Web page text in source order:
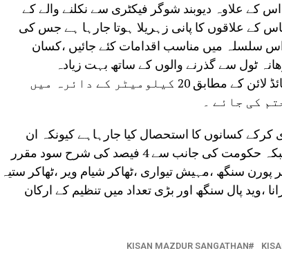
کے علاوہ دیوبند شوگر فیکٹری سے نکلنے والے کے
کے علاقوں کا پانی زہریلا ہوتا جارہا ہے جس کی
سلسلہ میں مناسب اقدامات کئے جائیں ،کسان
ٹول سے گذرنے والوں کے ساتھ بہت زیادہ
بدلسکوکی کیا جارہا ہے اس لئے حکومت کی گائڈ لائن کے مطابق 20 کیلومیٹر کے دائرہ میں
کی جائے ۔
کسانوں کا استحصال کیا جارہاہے کیونکہ ان
کارڈوں پر 10 فیصد سود وصول کیا جارہا ہے جبکہ حکومت کی جانب سے 4 فیصد کی شرح سود مقرر
پورن سنگھ ،مہیش تیواری ،ٹھاکر شیام ویر ،ٹھاکر ستیہ
،وید پال سنگھ اور بڑی تعداد میں تنظیم کے ارکان
KISAN MAZDUR SANGATHAN